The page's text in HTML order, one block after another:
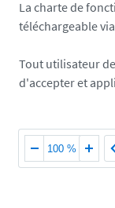
La charte de
téléchargeable
Tout utilisateur
d'accepter et
100 %